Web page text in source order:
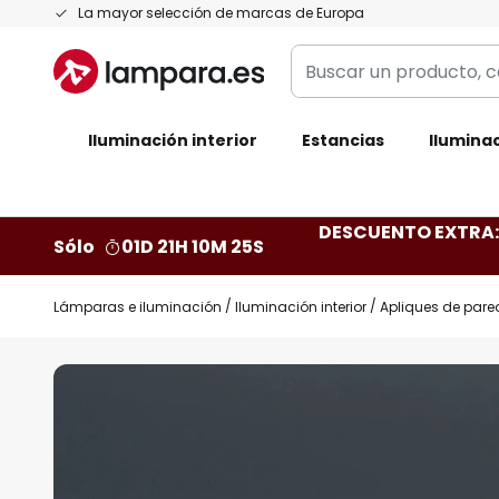
La mayor selección de marcas de Europa
Ir
contenido
Buscar
un
categoría,
Iluminación interior Estancias
Sólo 01D 21H 10M 24S
DESCUENTO
Lámparas e iluminación Iluminación interior Apliques de
Saltar